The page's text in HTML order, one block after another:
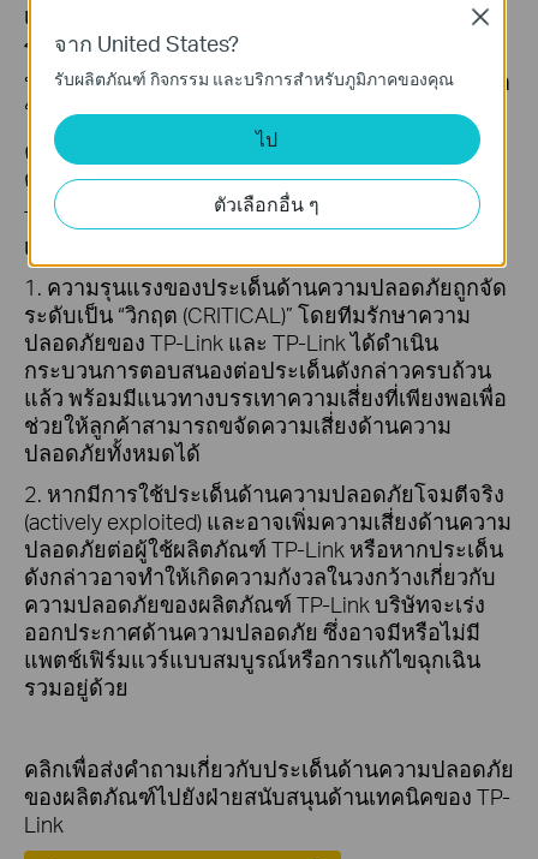
เหมาะสมให้กับลูกค้าทุกคนที่ได้รับผลกระทบ
โดยทั่วไป การดำเนินการแก้ไขจะใช้เวลาสูงสุด
ประมาณ 90 วัน และในบางกรณีอาจใช้เวลานานกว่า
นี้
คุณสามารถติดตามความคืบหน้าและสถานะการ
ดำเนินการแก้ไขได้อย่างต่อเนื่อง
TP-Link จะออกประกาศด้านความปลอดภัยเมื่อมีการ
เข้าเงื่อนไขข้อใดข้อหนึ่ง หรือหลายข้อดังต่อไปนี้
1. ความรุนแรงของประเด็นด้านความปลอดภัยถูกจัด
ระดับเป็น “วิกฤต (CRITICAL)” โดยทีมรักษาความ
ปลอดภัยของ TP-Link และ TP-Link ได้ดำเนิน
กระบวนการตอบสนองต่อประเด็นดังกล่าวครบถ้วน
แล้ว พร้อมมีแนวทางบรรเทาความเสี่ยงที่เพียงพอเพื่อ
ช่วยให้ลูกค้าสามารถขจัดความเสี่ยงด้านความ
ปลอดภัยทั้งหมดได้
2. หากมีการใช้ประเด็นด้านความปลอดภัยโจมตีจริง
(actively exploited) และอาจเพิ่มความเสี่ยงด้านความ
ปลอดภัยต่อผู้ใช้ผลิตภัณฑ์ TP-Link หรือหากประเด็น
ดังกล่าวอาจทำให้เกิดความกังวลในวงกว้างเกี่ยวกับ
ความปลอดภัยของผลิตภัณฑ์ TP-Link บริษัทจะเร่ง
ออกประกาศด้านความปลอดภัย ซึ่งอาจมีหรือไม่มี
แพตช์เฟิร์มแวร์แบบสมบูรณ์หรือการแก้ไขฉุกเฉิน
รวมอยู่ด้วย
คลิกเพื่อส่งคำถามเกี่ยวกับประเด็นด้านความปลอดภัย
ของผลิตภัณฑ์ไปยังฝ่ายสนับสนุนด้านเทคนิคของ TP-
Link
จาก United States?
รับผลิตภัณฑ์ กิจกรรม และบริการสำหรับภูมิภาคของคุณ
ไป
ตัวเลือกอื่น ๆ
Close